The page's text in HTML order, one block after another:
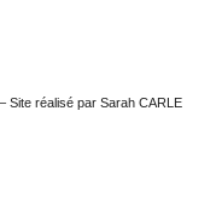
Site réalisé par Sarah CARLE